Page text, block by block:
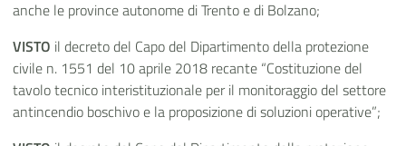
anche le province autonome di Trento e di Bolzano;
VISTO il decreto del Capo del Dipartimento della protezione
civile n. 1551 del 10 aprile 2018 recante “Costituzione del
tavolo tecnico interistituzionale per il monitoraggio del settore
antincendio boschivo e la proposizione di soluzioni operative”;